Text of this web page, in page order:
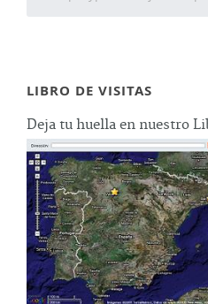
LIBRO DE VISITAS
Deja tu huella en nuestro